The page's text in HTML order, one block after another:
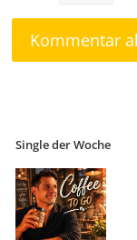
Single der Woche